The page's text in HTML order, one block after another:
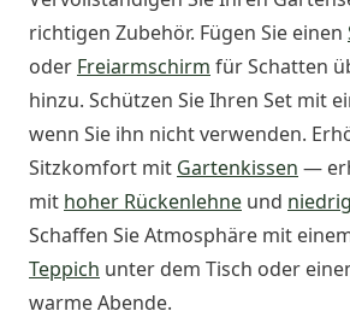
richtigen Zubehör. Fügen Sie einen
oder Freiarmschirm für Schatten
hinzu. Schützen Sie Ihren Set mit
wenn Sie ihn nicht verwenden.
Sitzkomfort mit Gartenkissen —
mit hoher Rückenlehne und
Schaffen Sie Atmosphäre mit
Teppich unter dem Tisch oder
warme Abende.